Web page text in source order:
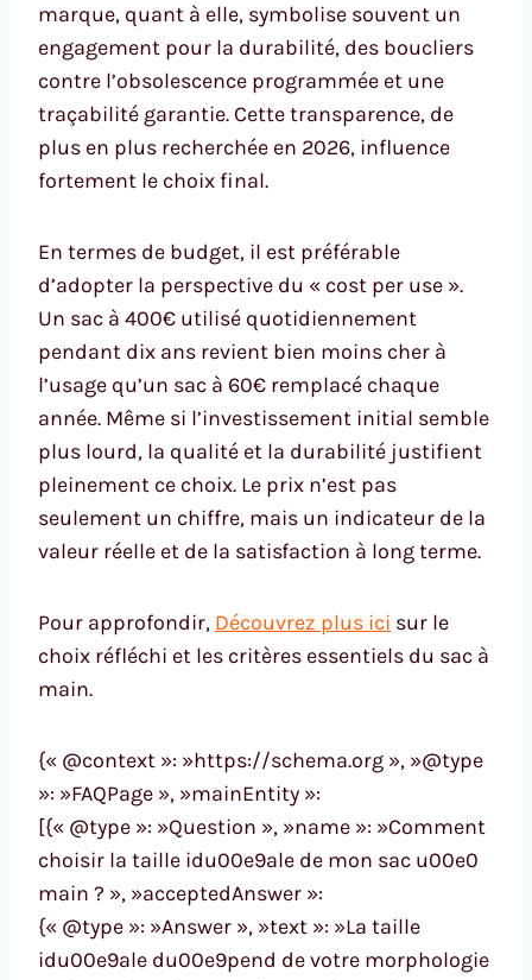
marque, quant à elle, symbolise souvent un
engagement pour la durabilité, des boucliers
contre l’obsolescence programmée et une
traçabilité garantie. Cette transparence, de
plus en plus recherchée en 2026, influence
fortement le choix final.
En termes de budget, il est préférable
d’adopter la perspective du « cost per use ».
Un sac à 400€ utilisé quotidiennement
pendant dix ans revient bien moins cher à
l’usage qu’un sac à 60€ remplacé chaque
année. Même si l’investissement initial semble
plus lourd, la qualité et la durabilité justifient
pleinement ce choix. Le prix n’est pas
seulement un chiffre, mais un indicateur de la
valeur réelle et de la satisfaction à long terme.
Pour approfondir, Découvrez plus ici sur le
choix réfléchi et les critères essentiels du sac à
main.
{« @context »: »https://schema.org », »@type
»: »FAQPage », »mainEntity »:
[{« @type »: »Question », »name »: »Comment
choisir la taille idu00e9ale de mon sac u00e0
main ? », »acceptedAnswer »:
{« @type »: »Answer », »text »: »La taille
idu00e9ale du00e9pend de votre morphologie